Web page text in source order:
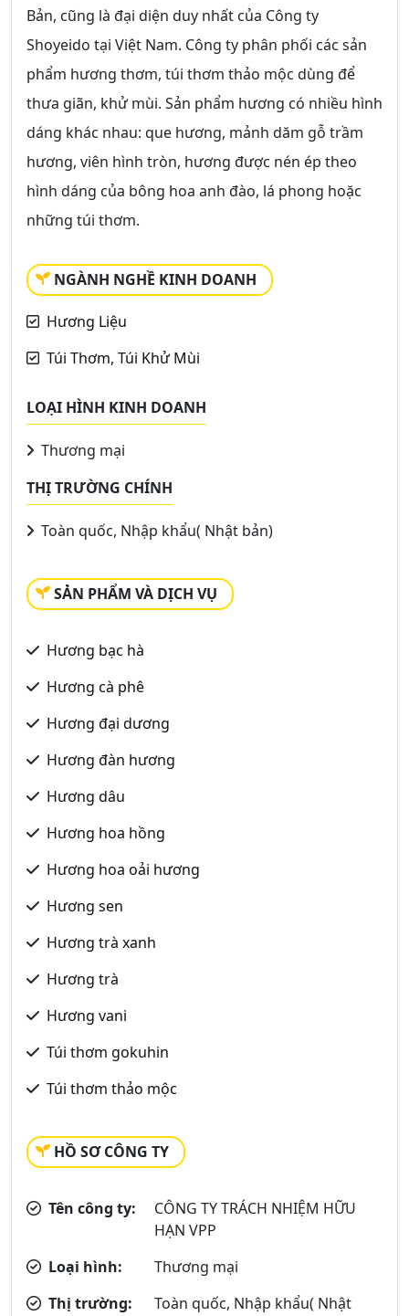
Bản, cũng là đại diện duy nhất của Công ty
Shoyeido tại Việt Nam. Công ty phân phối các sản
phẩm hương thơm, túi thơm thảo mộc dùng để
thưa giãn, khử mùi. Sản phẩm hương có nhiều hình
dáng khác nhau: que hương, mảnh dăm gỗ trầm
hương, viên hình tròn, hương được nén ép theo
hình dáng của bông hoa anh đào, lá phong hoặc
những túi thơm.
NGÀNH NGHỀ KINH DOANH
Hương Liệu
Túi Thơm, Túi Khử Mùi
LOẠI HÌNH KINH DOANH
Thương mại
THỊ TRƯỜNG CHÍNH
Toàn quốc, Nhập khẩu( Nhật bản)
SẢN PHẨM VÀ DỊCH VỤ
Hương bạc hà
Hương cà phê
Hương đại dương
Hương đàn hương
Hương dâu
Hương hoa hồng
Hương hoa oải hương
Hương sen
Hương trà xanh
Hương trà
Hương vani
Túi thơm gokuhin
Túi thơm thảo mộc
HỒ SƠ CÔNG TY
Tên công ty:
CÔNG TY TRÁCH NHIỆM HỮU
HẠN VPP
Loại hình:
Thương mại
Thị trường:
Toàn quốc, Nhập khẩu( Nhật